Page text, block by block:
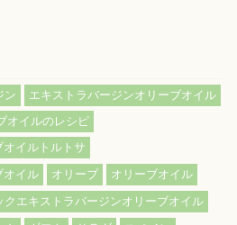
ン
エキストラバージンオリーブオイル
オイルのレシピ
イルトルトサ
オイル
オリーブ
オリーブオイル
クエキストラバージンオリーブオイル